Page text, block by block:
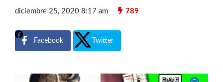
diciembre 25, 2020 8:17 am 789
Facebook Twitter